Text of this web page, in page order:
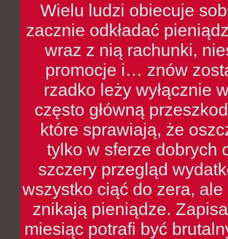
Wielu ludzi obiecuje
zacznie odkładać
wraz z nią rachunki,
promocje i… znów
rzadko leży wyłącznie
często główną
które sprawiają, że
tylko w sferze dobrych
szczery przegląd
wszystko ciąć do zera,
znikają pieniądze.
miesiąc potrafi być